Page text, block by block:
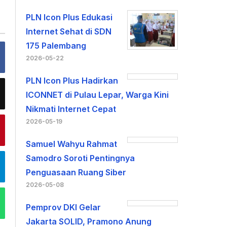
PLN Icon Plus Edukasi
Internet Sehat di SDN
175 Palembang
2026-05-22
PLN Icon Plus Hadirkan
ICONNET di Pulau Lepar, Warga Kini
Nikmati Internet Cepat
2026-05-19
Samuel Wahyu Rahmat
Samodro Soroti Pentingnya
Penguasaan Ruang Siber
2026-05-08
Pemprov DKI Gelar
Jakarta SOLID, Pramono Anung